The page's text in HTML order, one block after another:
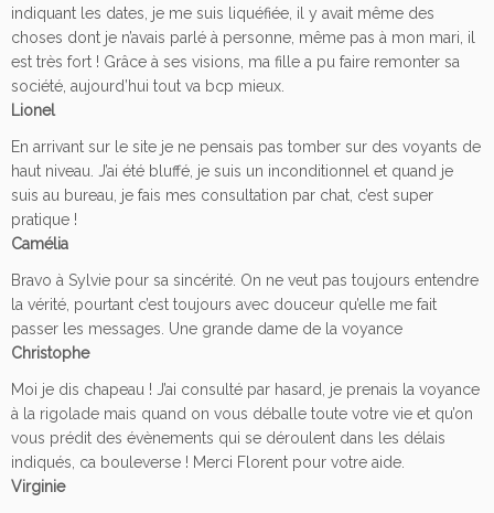
indiquant les dates, je me suis liquéfiée, il y avait même des
choses dont je n’avais parlé à personne, même pas à mon mari, il
est très fort ! Grâce à ses visions, ma fille a pu faire remonter sa
société, aujourd’hui tout va bcp mieux.
Lionel
En arrivant sur le site je ne pensais pas tomber sur des voyants de
haut niveau. J’ai été bluffé, je suis un inconditionnel et quand je
suis au bureau, je fais mes consultation par chat, c’est super
pratique !
Camélia
Bravo à Sylvie pour sa sincérité. On ne veut pas toujours entendre
la vérité, pourtant c’est toujours avec douceur qu’elle me fait
passer les messages. Une grande dame de la voyance
Christophe
Moi je dis chapeau ! J’ai consulté par hasard, je prenais la voyance
à la rigolade mais quand on vous déballe toute votre vie et qu’on
vous prédit des évènements qui se déroulent dans les délais
indiqués, ca bouleverse ! Merci Florent pour votre aide.
Virginie